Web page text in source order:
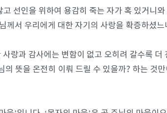
선인을 위하여 용감히 죽는 자가 혹 있거니
께서 우리에게 대한 자기의 사랑을 확증하셨느
랑과 감사에는 변함이 없고 오히려 갈수록 더
뜻을 온전히 이뤄 드릴 수 있을까? 하는 것